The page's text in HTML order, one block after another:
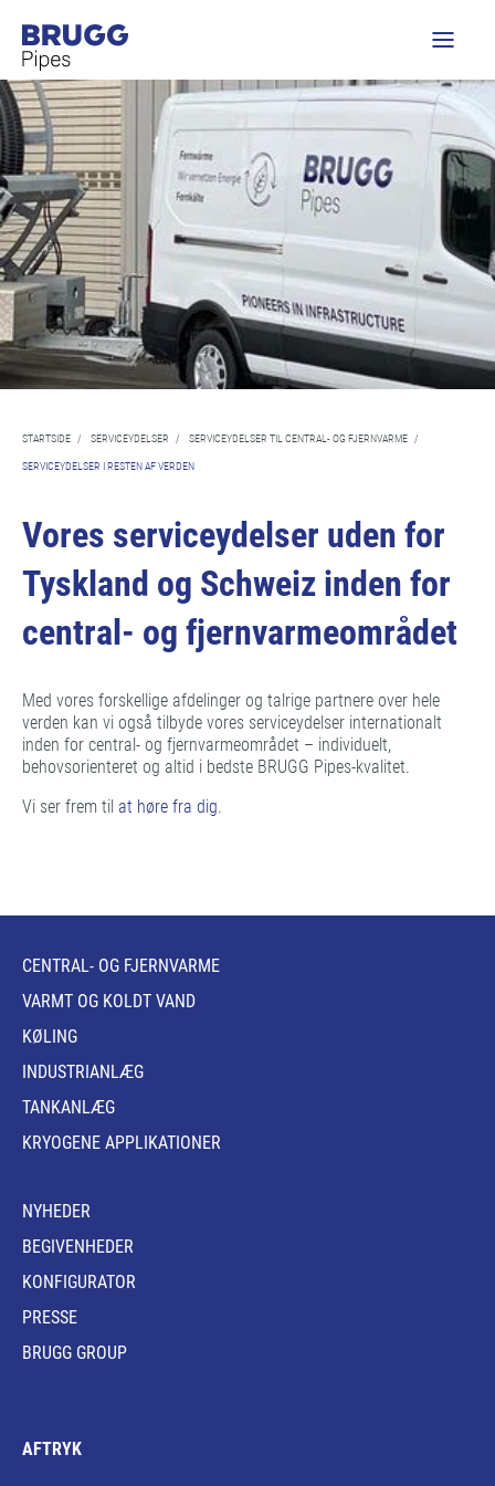
STARTSIDE / SERVICEYDELSER / SERVICEYDELSER TIL CENTRAL- OG FJERNVARME /
SERVICEYDELSER I RESTEN AF VERDEN
Vores serviceydelser uden for
Tyskland og Schweiz inden for
central- og fjernvarmeområdet
Med vores forskellige afdelinger og talrige partnere over hele
verden kan vi også tilbyde vores serviceydelser internationalt
inden for central- og fjernvarmeområdet – individuelt,
behovsorienteret og altid i bedste BRUGG Pipes-kvalitet.
Vi ser frem til at høre fra dig.
CENTRAL- OG FJERNVARME
VARMT OG KOLDT VAND
KØLING
INDUSTRIANLÆG
TANKANLÆG
KRYOGENE APPLIKATIONER
NYHEDER
BEGIVENHEDER
KONFIGURATOR
PRESSE
BRUGG GROUP
AFTRYK